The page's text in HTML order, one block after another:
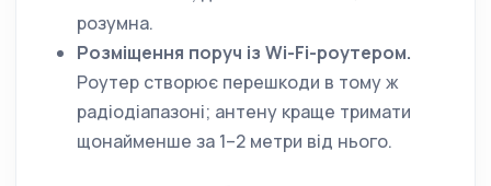
розумна.
Розміщення поруч із Wi-Fi-роутером.
Роутер створює перешкоди в тому ж
радіодіапазоні; антену краще тримати
щонайменше за 1–2 метри від нього.